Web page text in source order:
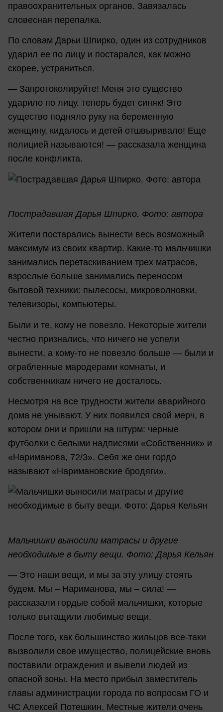
правоохранительных органов. Завязалась
словесная перепалка.
По словам Дарьи Шпирко, один из сотрудников
ударил ее по лицу и постарался, как можно
скорее, устраниться.
— Запротоколируйте! Меня это существо
ударило по лицу, теперь будет синяк! Это
существо подняло руку на беременную
женщину, кидалось и детей отшвыривало! Еще
полицией называются! — рассказала женщина
после конфликта.
Пострадавшая Дарья Шпирко. Фото: автора
Жители постарались вынести весь возможный
максимум из своих квартир. Какие-то мальчишки
занимались перетаскиванием трех матрасов,
взрослые больше занимались переносом
бытовой техники: пылесосы, микроволновки,
телевизоры, компьютеры.
Были и те, кому не повезло. Некоторые жители
честно признались, что ничего не успели
вынести, а кому-то не повезло больше — были и
ограбленные мародерами комнаты, и
собственникам ничего не досталось.
Несмотря на все трудности жители аварийного
дома не унывают. У них появился свой мерч, в
котором они и пришли на штурм: черные
футболки с белыми надписями «Собственник» и
«Нариманова, 72/3». Себя же они гордо
называют «Наримановские бродяги».
Мальчишки выносили матрасы и другие
необходимые в быту вещи. Фото: Дарья Кельян
— Это наши вещи, и мы за эту улицу стоять
будем. Мы – Нариманова, мы – сила! —
рассказали гордые собой мальчишки, которые
только вытащили любимые вещи.
После того, как большинство жильцов все-таки
вызволили свое имущество, полицейские вновь
поставили ограждения и вывели людей из
опасной зоны. На место прибыл заместитель
главы администрации города по вопросам ГО и
ЧС Алексей Потешкин. Местные жители очень